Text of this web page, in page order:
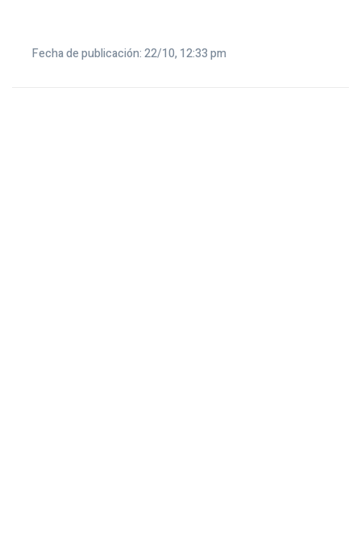
Fecha de publicación: 22/10, 12:33 pm